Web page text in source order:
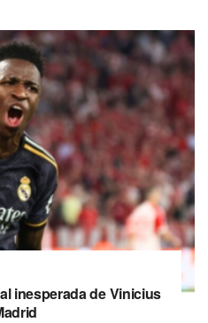
inesperada de Vinicius